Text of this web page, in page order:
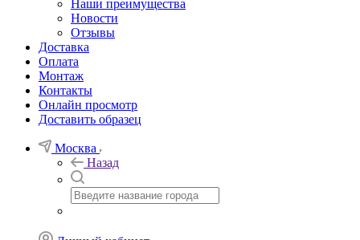
Наши преимущества
Новости
Отзывы
Доставка
Оплата
Монтаж
Контакты
Онлайн просмотр
Доставить образец
Москва
Назад